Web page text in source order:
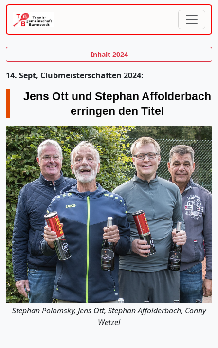
Inhalt 2024
14. Sept, Clubmeisterschaften 2024:
Jens Ott und Stephan Affolderbach
erringen den Titel
Stephan Polomsky, Jens Ott, Stephan Affolderbach, Conny
Wetzel